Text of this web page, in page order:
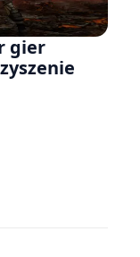
gier